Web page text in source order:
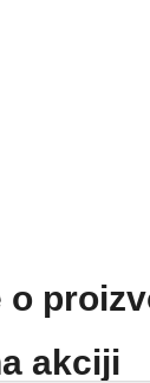
o
akciji